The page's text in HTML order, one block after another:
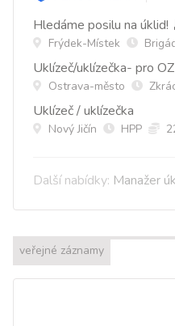
Hledáme posilu na úklid!
Frýdek-Místek
Uklízeč/uklízečka- pro
Ostrava-město
Uklízeč / uklízečka
Nový Jičín HPP
Další nabídky: Manažer
veřejné záznamy